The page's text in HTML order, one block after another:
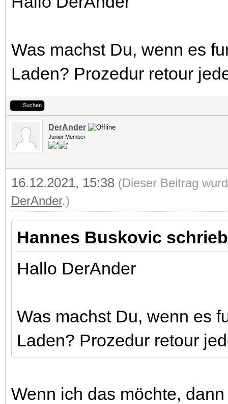
Was machst Du, wenn es
Laden? Prozedur retour
Suchen
DerAnder
Junior Member
16.12.2021, 15:38 (Dieser Beitrag
DerAnder.)
Hannes Buskovic
Hallo DerAnder
Was machst Du, wenn es
Laden? Prozedur retour
Wenn ich das möchte,